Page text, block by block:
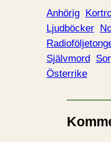
Anhörig
Ljudböcker
Självmord
Österrike